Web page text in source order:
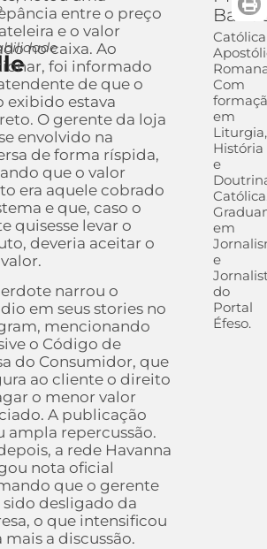
entre o preço
e o valor
no caixa. Ao
foi informado
de que o
exibido estava
O gerente da loja
envolvido na
de forma ríspida,
que o valor
era aquele cobrado
e que, caso o
quisesse levar o
deveria aceitar o
narrou o
em seus stories no
mencionando
o Código de
do Consumidor, que
ao cliente o direito
o menor valor
A publicação
ampla repercussão.
a rede Havanna
nota oficial
que o gerente
sido desligado da
o que intensificou
mais a discussão.
Católica
Com
em
Liturgia,
História
e
em
e
do
Portal
Éfeso.